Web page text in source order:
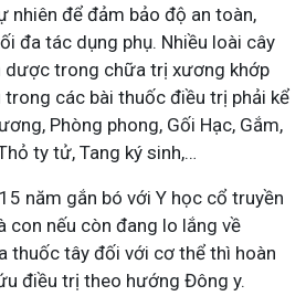
nhiên để đảm bảo độ an toàn,
đa tác dụng phụ. Nhiều loài cây
dược trong chữa trị xương khớp
trong các bài thuốc điều trị phải kể
Phòng phong, Gối Hạc, Gắm,
ty tử, Tang ký sinh,…
năm gắn bó với Y học cổ truyền
con nếu còn đang lo lắng về
thuốc tây đối với cơ thể thì hoàn
điều trị theo hướng Đông y.